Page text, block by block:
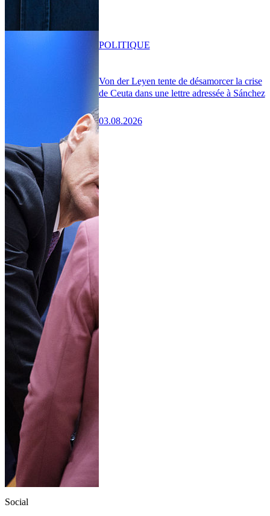
Von der Leyen tente de désamorcer la crise
de Ceuta dans une lettre adressée à Sánchez
03.08.2026
POLITIQUE
Social